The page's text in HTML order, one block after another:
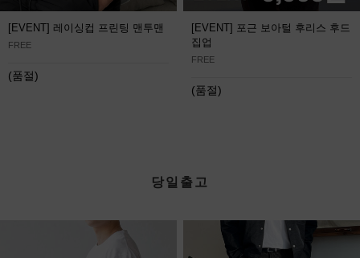
[EVENT] 레이싱컵 프린팅 맨투맨
FREE
(품절)
[EVENT] 포근 보아털 후리스 후드
집업
FREE
(품절)
당일출고